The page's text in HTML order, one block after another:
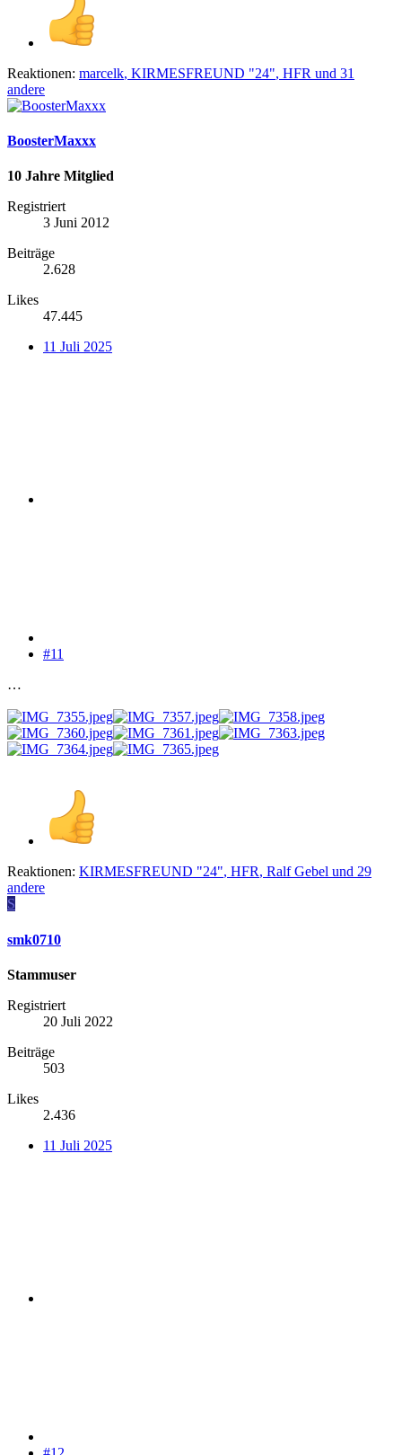
Reaktionen: marcelk, KIRMESFREUND "24", HFR und 31
andere
BoosterMaxxx
10 Jahre Mitglied
Registriert
3 Juni 2012
Beiträge
2.628
Likes
47.445
11 Juli 2025
#11
…
Reaktionen: KIRMESFREUND "24", HFR, Ralf Gebel und 29
andere
S
smk0710
Stammuser
Registriert
20 Juli 2022
Beiträge
503
Likes
2.436
11 Juli 2025